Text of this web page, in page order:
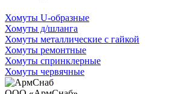
Хомуты U-образные
Хомуты д/шланга
Хомуты металлические с гайкой
Хомуты ремонтные
Хомуты спринклерные
Хомуты червячные